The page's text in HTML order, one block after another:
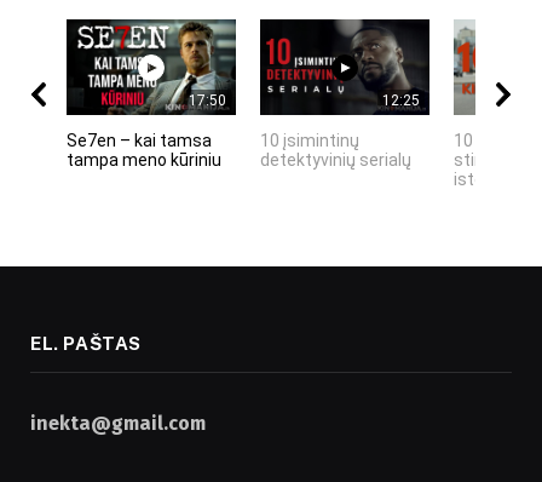
17:50
Se7en – kai tamsa
tampa meno kūriniu
12:25
10 įsimintinų
detektyvinių serialų
10
istorijų
EL. PAŠTAS
inekta@gmail.com